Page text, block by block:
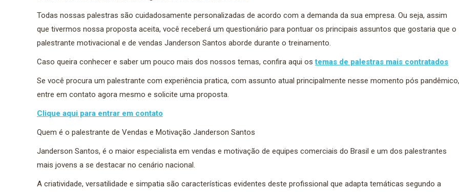
Todas nossas palestras são cuidadosamente personalizadas de acordo com a demanda da sua empresa. Ou seja, assim
que tivermos nossa proposta aceita, você receberá um questionário para pontuar os principais assuntos que gostaria que o
palestrante motivacional e de vendas Janderson Santos aborde durante o treinamento.
Caso queira conhecer e saber um pouco mais dos nossos temas, confira aqui ostemas de palestras mais contratados
Se você procura um palestrante com experiência pratica, com assunto atual principalmente nesse momento pós pandêmico,
entre em contato agora mesmo e solicite uma proposta.
Clique aqui para entrar em contato
Quem é o palestrante de Vendas e Motivação Janderson Santos
Janderson Santos, é o maior especialista em vendas e motivação de equipes comerciais do Brasil e um dos palestrantes
mais jovens a se destacar no cenário nacional.
A criatividade, versatilidade e simpatia são características evidentes deste profissional que adapta temáticas segundo a